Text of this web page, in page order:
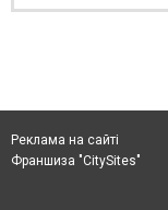
Реклама на сайті
Франшиза "CitySites"